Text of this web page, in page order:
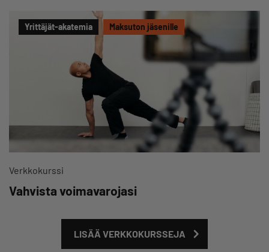
Yrittäjät-akatemia Maksuton jäsenille
Verkkokurssi
Vahvista voimavarojasi
LISÄÄ VERKKOKURSSEJA